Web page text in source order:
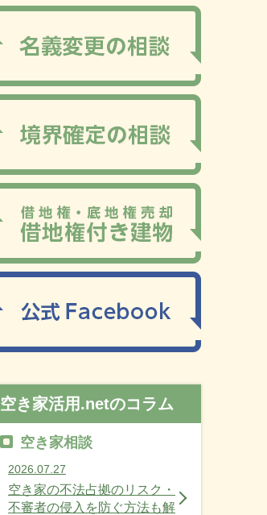
空き家活用.netのコラム
空き家相談
2026.07.27
空き家の不法占拠のリスク・
不審者の侵入を防ぐ方法も解